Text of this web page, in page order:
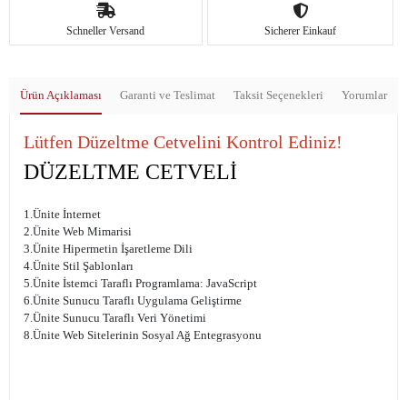
Schneller Versand Sicherer Einkauf
Ürün Açıklaması Garanti ve Teslimat Taksit Seçenekleri Yorumlar
Lütfen Düzeltme Cetvelini Kontrol Ediniz!
DÜZELTME CETVELİ
1.Ünite İnternet
2.Ünite Web Mimarisi
3.Ünite Hipermetin İşaretleme Dili
4.Ünite Stil Şablonları
5.Ünite İstemci Taraflı Programlama: JavaScript
6.Ünite Sunucu Taraflı Uygulama Geliştirme
7.Ünite Sunucu Taraflı Veri Yönetimi
8.Ünite Web Sitelerinin Sosyal Ağ Entegrasyonu